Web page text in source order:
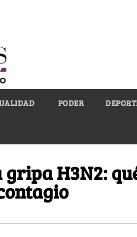
PODER
H3N2: